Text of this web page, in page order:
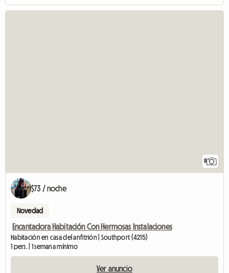
8
$73 / noche
Novedad
Encantadora Habitación Con Hermosas Instalaciones
Habitación en casa del anfitrión | Southport (4215)
1 pers. | 1 semana mínimo
Ver anuncio